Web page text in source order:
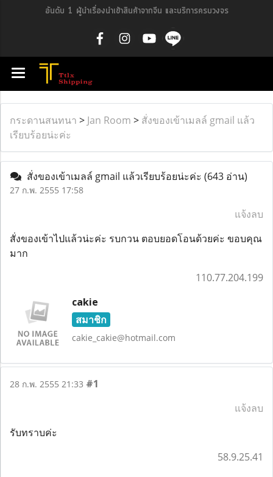
อันดับ 1 ผู้นำเรื่องนำเข้าสินค้าจากจีน และบริการครบวงจร
กระดานสนทนา > Jan Room > สั่งของเข้าเมลล์ gmail แล้ว
เรียบร้อยน่ะค่ะ
สั่งของเข้าเมลล์ gmail แล้วเรียบร้อยน่ะค่ะ (643 อ่าน)
27 ก.พ. 2555 17:58
แจ้งลบ
สั่งของเข้าไปแล้วน่ะค่ะ รบกวน ตอบยอดโอนด้วยค่ะ ขอบคุณ
มาก
110.77.204.199
cakie
สมาชิก
cakie_cakie@hotmail.com
28 ก.พ. 2555 21:33 #1
แจ้งลบ
รับทราบค่ะ
58.9.25.41